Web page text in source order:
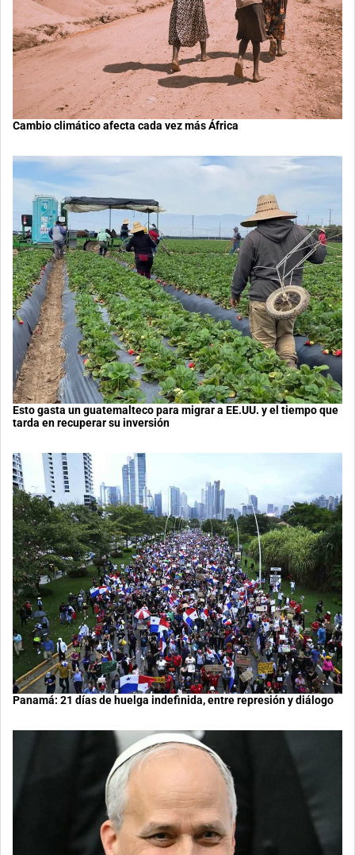
Cambio climático afecta cada vez más África
Esto gasta un guatemalteco para migrar a EE.UU. y el tiempo que
tarda en recuperar su inversión
Panamá: 21 días de huelga indefinida, entre represión y diálogo